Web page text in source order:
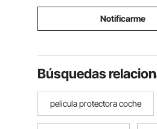
Notificarme
Búsquedas
pelicula protectora coche